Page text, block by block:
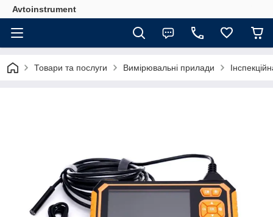
Avtoinstrument
Товари та послуги Вимірювальні прилади